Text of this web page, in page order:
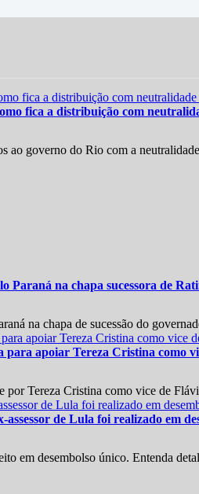
fica a distribuição com
ao governo do Rio com a
Paraná na chapa sucessora de
na chapa de sucessão do
apoiar Tereza Cristina como
Tereza Cristina como vice de
de Lula foi realizado em
em desembolso único. Entenda